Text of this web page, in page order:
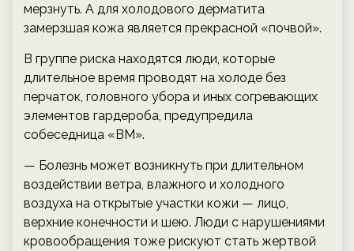
мерзнуть. А для холодового дерматита
замерзшая кожа является прекрасной «почвой».
В группе риска находятся люди, которые
длительное время проводят на холоде без
перчаток, головного убора и иных согревающих
элементов гардероба, предупредила
собеседница «ВМ».
— Болезнь может возникнуть при длительном
воздействии ветра, влажного и холодного
воздуха на открытые участки кожи — лицо,
верхние конечности и шею. Люди с нарушениями
кровообращения тоже рискуют стать жертвой